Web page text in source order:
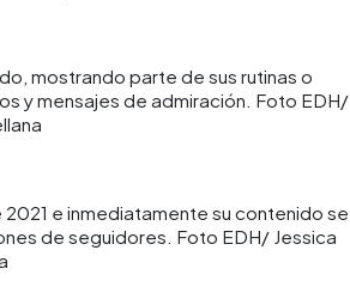
mostrando parte de sus rutinas o
y mensajes de admiración. Foto EDH/
e inmediatamente su contenido se
de seguidores. Foto EDH/ Jessica